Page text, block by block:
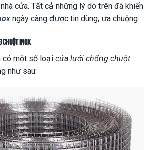
cửa. Tất cả những lý do trên đã khiến
x ngày càng được tin dùng, ưa chuộng.
chuột inox
có một số loại cửa lưới chống chuột
như sau: